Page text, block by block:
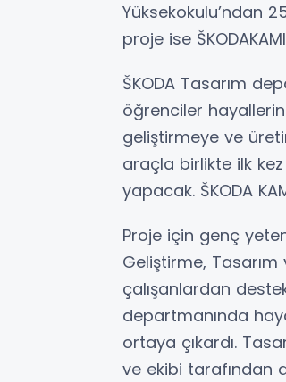
Yüksekokulu’ndan
proje ise
ŠKODA Tasarım
öğrenciler
geliştirmeye ve
araçla birlikte ilk
yapacak. ŠKODA
Proje için genç
Geliştirme,
çalışanlardan
departmanında
ortaya çıkardı.
ve ekibi tarafından